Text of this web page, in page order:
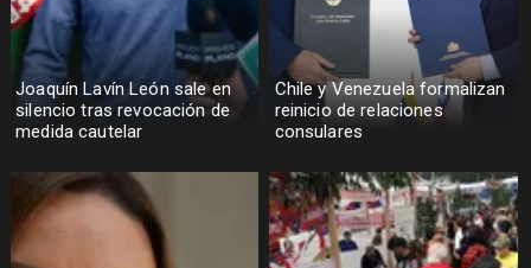
Joaquín Lavín León sale en
silencio tras revocación de
medida cautelar
Chile y Venezuela formalizan
reinicio de relaciones
consulares